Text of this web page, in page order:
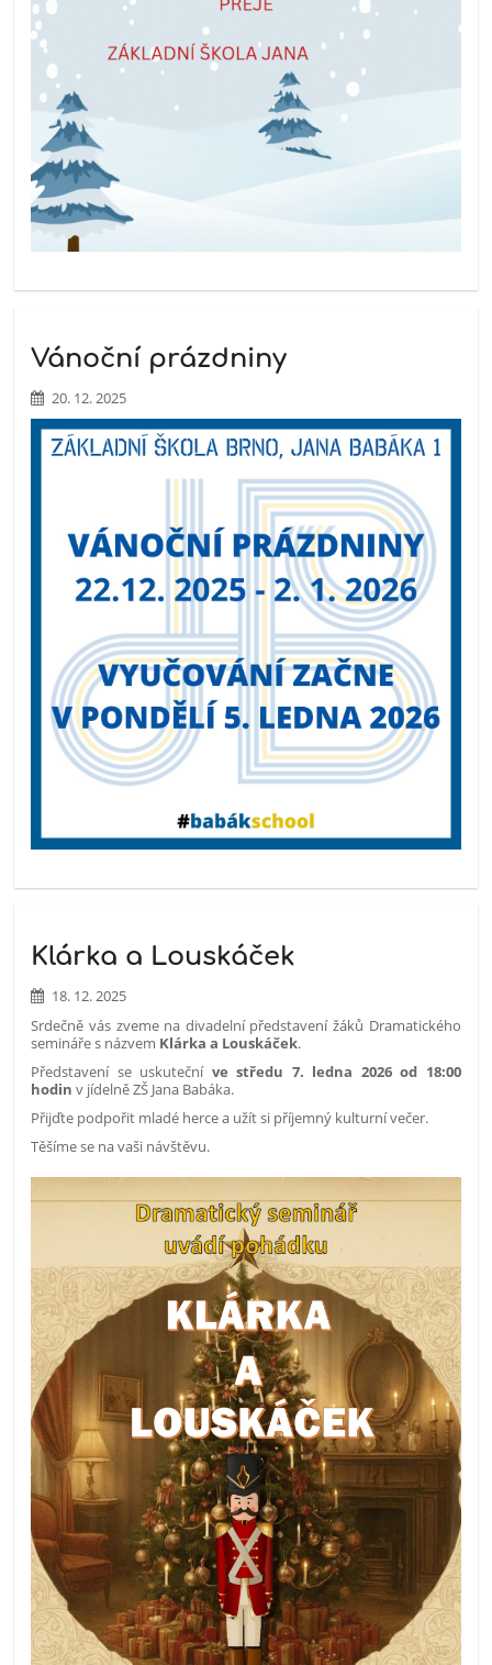
Vánoční prázdniny
20. 12. 2025
Klárka a Louskáček
18. 12. 2025
Srdečně vás zveme na divadelní představení žáků Dramatického
semináře s názvem Klárka a Louskáček.
Představení se uskuteční ve středu 7. ledna 2026 od 18:00
hodin v jídelně ZŠ Jana Babáka.
Přijďte podpořit mladé herce a užít si příjemný kulturní večer.
Těšíme se na vaši návštěvu.